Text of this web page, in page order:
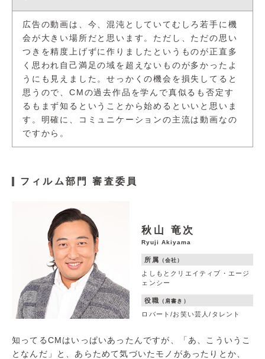
広告の動画は、今、混沌としていてむしろ若手に機
会が大きい場所だと思います。ただし、ただの思い
つきを精度上げずに作りましたというものが正直多
く思われ自己満足の域を超えないものが多かったよ
うにも見えました。せっかくの機会を損失してると
思うので、CMの過去作品を学んで真似るも否定す
るもまず知るということから始めるといいと思いま
す。明確に、コミュニケーションの主流は動画なの
ですから。
フィルム部門 審査委員
秋山 竜次
Ryuji Akiyama
所属 （会社）
よしもとクリエイティブ・エージ
ェンシー
役職 （肩書き）
ロバート/お笑い芸人/タレント
知ってるCMはいっぱいあったんですが、「あ、こういうこ
となんだ」と、あらためて気づいたモノがあったりとか、